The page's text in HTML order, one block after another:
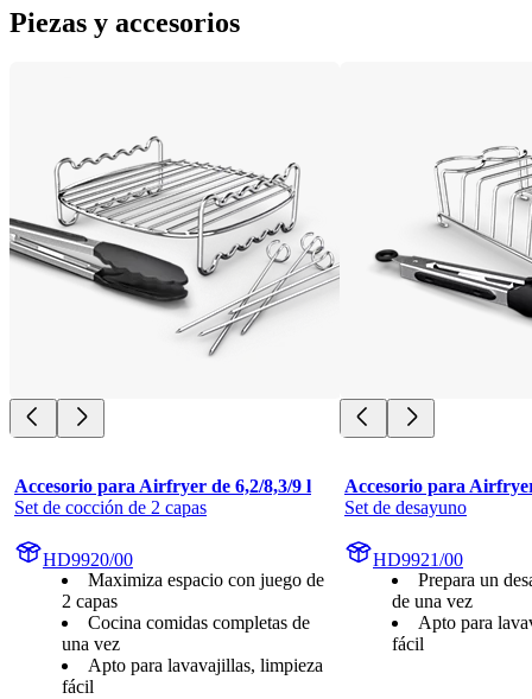
Piezas y accesorios
Accesorio para Airfryer de 6,2/8,3/9 l
Set de cocción de 2 capas
HD9920/00
Maximiza espacio con juego de
2 capas
Cocina comidas completas de
una vez
Apto para lavavajillas, limpieza
fácil
Accesorio para
Set de desayuno
HD9921/00
Prepara un
de una vez
Apto para
fácil